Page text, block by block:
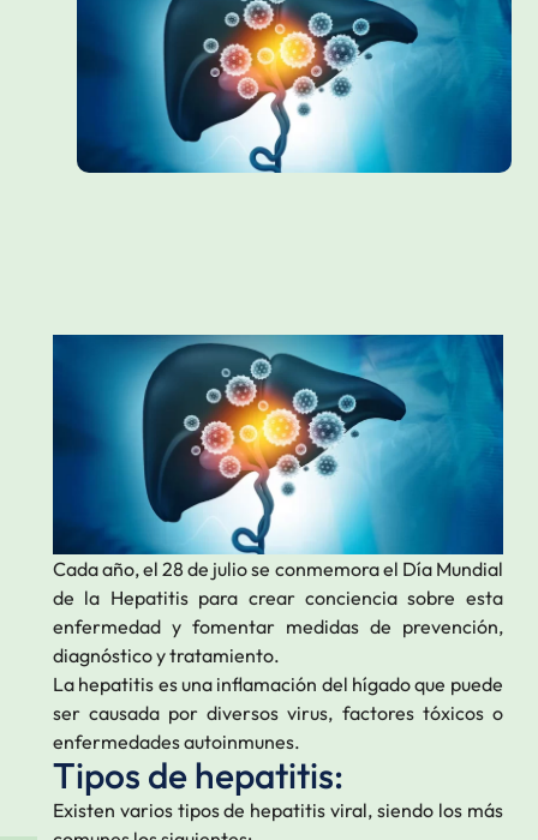
Cada año, el 28 de julio se conmemora el Día Mundial
de la Hepatitis para crear conciencia sobre esta
enfermedad y fomentar medidas de prevención,
diagnóstico y tratamiento.
La hepatitis es una inflamación del hígado que puede
ser causada por diversos virus, factores tóxicos o
enfermedades autoinmunes.
Tipos de hepatitis:
Existen varios tipos de hepatitis viral, siendo los más